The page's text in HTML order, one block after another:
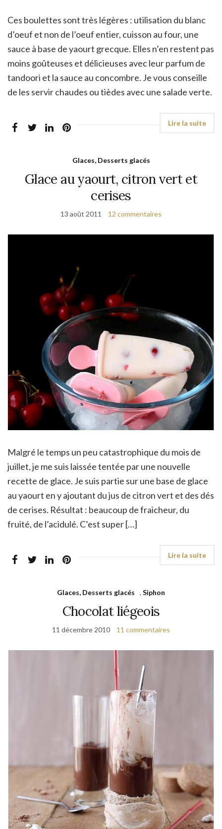
Ces boulettes sont très légères : utilisation du blanc
d’oeuf et non de l’oeuf entier, cuisson au four, une
sauce à base de yaourt grecque. Elles n’en restent pas
moins goûteuses et délicieuses avec leur parfum de
tandoori et la sauce au concombre. Je vous conseille
de les servir chaudes ou tièdes avec une salade verte.
Glaces, Desserts glacés
Glace au yaourt, citron vert et
cerises
13 août 2011 12 commentaires
Malgré le temps un peu catastrophique du mois de
juillet, je me suis laissée tentée par une nouvelle
recette de glace. Je suis partie sur une base de glace
au yaourt en y ajoutant du jus de citron vert et des dés
de cerises. Résultat : beaucoup de fraicheur, du
fruité, de l’acidulé. C’est super […]
Glaces, Desserts glacés , Siphon
Chocolat liégeois
11 décembre 2010 11 commentaires